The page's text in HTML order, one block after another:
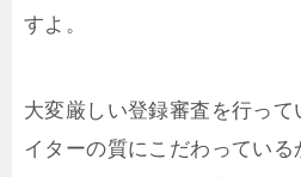
すよ。
大変厳しい登録審査を行っ
イターの質にこだわってい